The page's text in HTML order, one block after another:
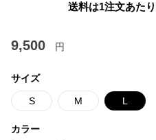
送料は1注文あたり
9,500 円
サイズ
S M L
カラー